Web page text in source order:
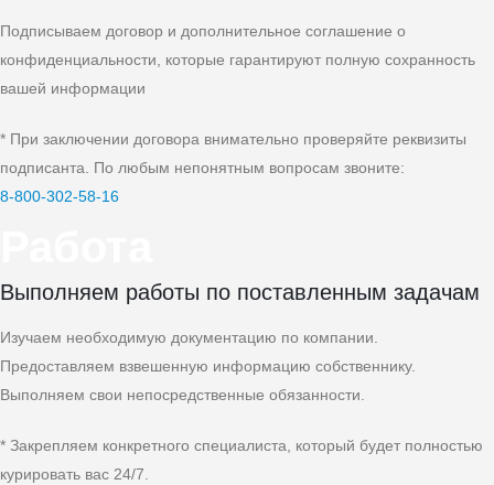
Подписываем договор и дополнительное соглашение о
конфиденциальности, которые гарантируют полную сохранность
вашей информации
* При заключении договора внимательно проверяйте реквизиты
подписанта. По любым непонятным вопросам звоните:
8‑800‑302‑58‑16
Выполняем работы по поставленным задачам
Изучаем необходимую документацию по компании.
Предоставляем взвешенную информацию собственнику.
Выполняем свои непосредственные обязанности.
* Закрепляем конкретного специалиста, который будет полностью
курировать вас 24/7.